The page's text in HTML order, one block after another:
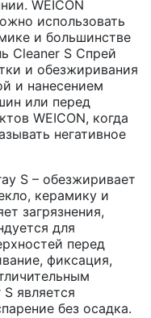
WEICON
использовать
и большинстве
Cleaner S Спрей
и обезжиривания
и нанесением
или перед
WEICON, когда
негативное
S – обезжиривает
керамику и
загрязнения,
для
перед
фиксация,
является
без осадка.